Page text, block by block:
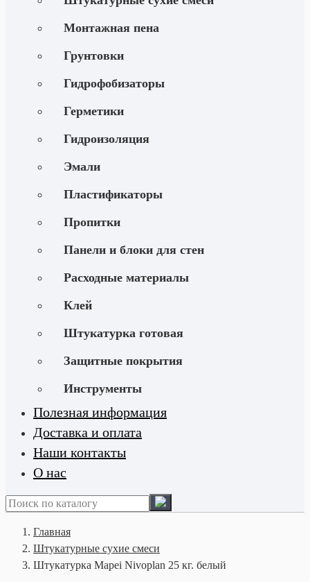
Монтажная пена
Грунтовки
Гидрофобизаторы
Герметики
Гидроизоляция
Эмали
Пластификаторы
Пропитки
Панели и блоки для стен
Расходные материалы
Клей
Штукатурка готовая
Защитные покрытия
Инструменты
Полезная информация
Доставка и оплата
Наши контакты
О нас
Главная
Штукатурные сухие смеси
Штукатурка Mapei Nivoplan 25 кг. белый